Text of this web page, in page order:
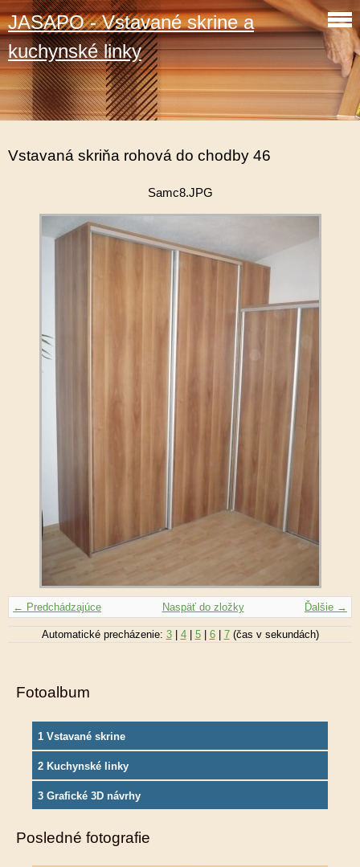
JASAPO - Vstavané skrine a
kuchynské linky
Vstavaná skriňa rohová do chodby 46
Samc8.JPG
← Predchádzajúce Ďalšie →
Naspäť do zložky
Automatické precházenie: 3| 4| 5| 6| 7(čas v sekundách)
Fotoalbum
1 Vstavané skrine
2 Kuchynské linky
3 Grafické 3D návrhy
Posledné fotografie